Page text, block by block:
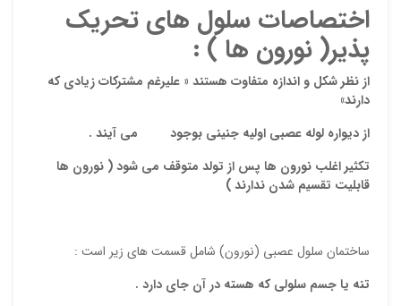
اختصاصات سلول هاي تحريك
پذير( نورون ها ) :
از نظر شكل و اندازه متفاوت هستند « عليرغم مشتركات زيادي كه
دارند»
از ديواره لوله عصبي اوليه جنيني بوجود مي آيند .
تكثير اغلب نورون ها پس از تولد متوقف مي شود ( نورون ها
قابليت تقسيم شدن ندارند )
ساختمان سلول عصبي (نورون) شامل قسمت هاي زير است :
تنه يا جسم سلولي كه هسته در آن جاي دارد .